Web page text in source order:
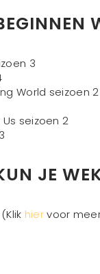
3
World seizoen 2
seizoen 2
JE
hiervoor